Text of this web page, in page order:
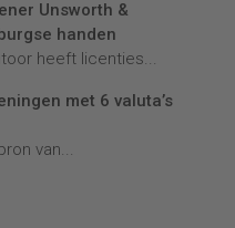
Unsworth &
handen
heeft licenties...
met 6 valuta’s
van...